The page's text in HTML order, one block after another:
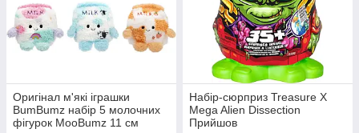
Оригінал м'які ігрaшки
BumBumz набір 5 молочних
фігурок MooBumz 11 см
Набір-сюрприз Treasure X
Mega Alien Dissection
Прийшов